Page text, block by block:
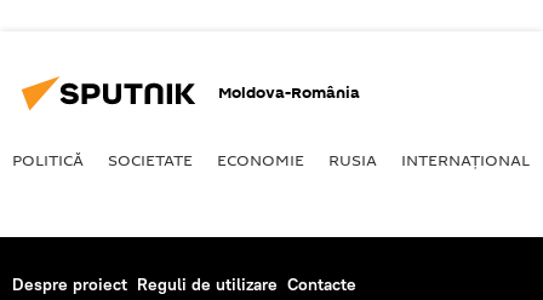
Moldova-România
POLITICĂ SOCIETATE ECONOMIE RUSIA INTERNAŢIONAL
Despre proiect Reguli de utilizare Contacte